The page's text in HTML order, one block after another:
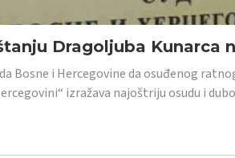
Dragoljuba Kunarca
Bosne i Hercegovine da osuđenog
izražava najoštriju osudu i